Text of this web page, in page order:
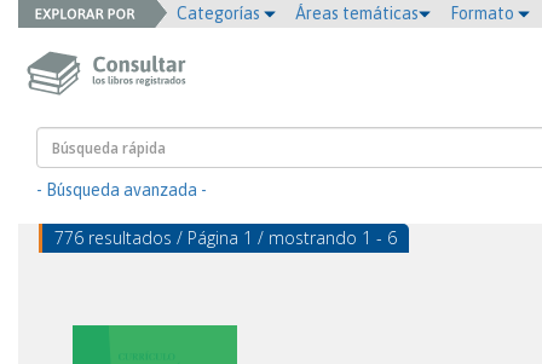
Categorías Áreas temáticas Formato
- Búsqueda avanzada -
776 resultados / Página 1 / mostrando 1 - 6